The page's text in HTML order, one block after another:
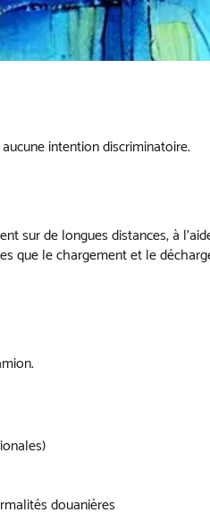
intention discriminatoire.
sur de longues distances, à
le chargement et le
douanières